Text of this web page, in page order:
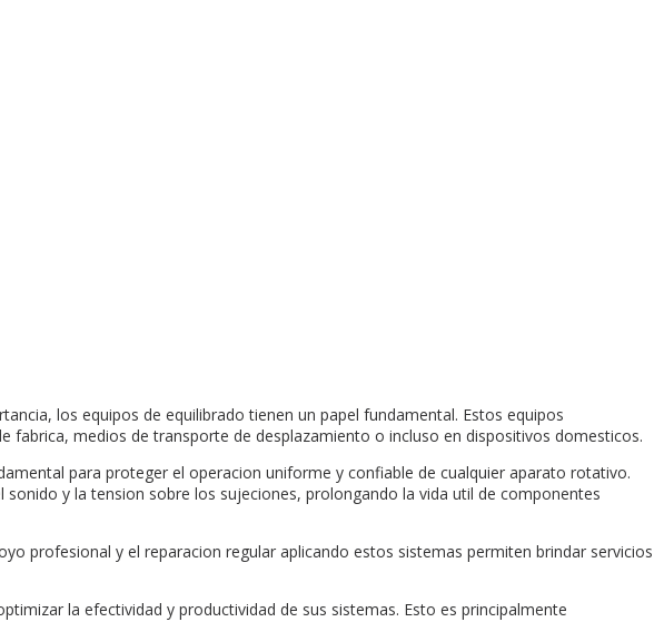
los equipos de equilibrado tienen un papel fundamental. Estos equipos
fabrica, medios de transporte de desplazamiento o incluso en dispositivos domesticos.
para proteger el operacion uniforme y confiable de cualquier aparato rotativo.
y la tension sobre los sujeciones, prolongando la vida util de componentes
profesional y el reparacion regular aplicando estos sistemas permiten brindar servicios
la efectividad y productividad de sus sistemas. Esto es principalmente